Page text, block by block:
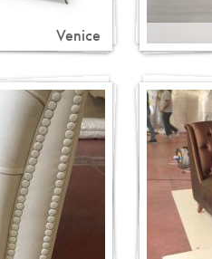
Venice